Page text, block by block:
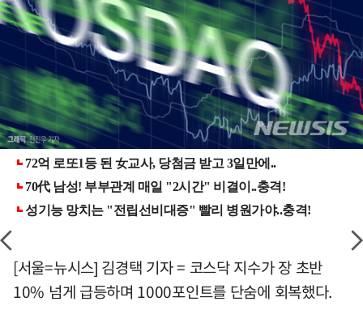
[서울=뉴시스] 김경택 기자 = 코스닥 지수가 장 초반
10% 넘게 급등하며 1000포인트를 단숨에 회복했다.